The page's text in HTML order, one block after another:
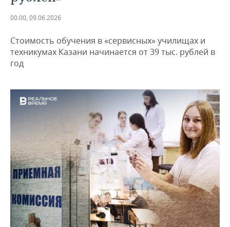
ДЕКЛАРАЦИИ О ДОХОДАХ
КОРОЛИ ГОСЗАКАЗА ПФО
ВУЗЫ ТАТАРСТАНА
КОМУ ПРИНАДЛЕЖАТ
ТОРГОВЫЕ ЦЕНТРЫ
ТАТАРСТАНА
НОВОСТИ ЭКОНОМИКИ
ФИНАНСЫ
БАНКИ
БЮДЖЕТ
ИНВЕСТИЦИИ
ПРОМЫШЛЕННОСТЬ
НОВОСТИ
ПРОМЫШЛЕННОСТИ
МАШИНОСТРОЕНИЕ
НЕФТЕХИМИЯ
НЕФТЬ
ОПК
ЭНЕРГЕТИКА
НЕДВИЖИМОСТЬ
НОВОСТИ НЕДВИЖИМОСТИ
АВТО
НОВОСТИ АВТО
БИЗНЕС
НОВОСТИ БИЗНЕСА
РОЗНИЧНАЯ ТОРГОВЛЯ
ТРАНСПОРТ
УСЛУГИ
ТЕХНОЛОГИИ
НОВОСТИ ТЕХНОЛОГИЙ
IT
МЕДИА
ТЕЛЕКОММУНИКАЦИИ
МЕРОПРИЯТИЯ
НОВОСТИ МЕРОПРИЯТИЙ
ВЫЕЗДНАЯ РЕДАКЦИЯ
БИЗНЕС-БРАНЧИ
СПОРТ
НОВОСТИ СПОРТА
ФУТБОЛ
ОБЩЕСТВО
НОВОСТИ ОБЩЕСТВА
ФОТОГАЛЕРЕЯ
00:00, 09.06.2026
Стоимость обучения в «сервисных» училищах и
техникумах Казани начинается от 39 тыс. рублей в
год